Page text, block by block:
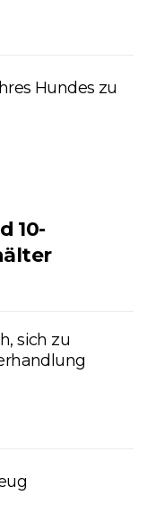
Hundes zu
10-
sich zu